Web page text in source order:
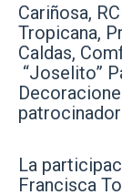
Cariñosa,
Tropicana,
Caldas,
“Joselito”
La
Francisca